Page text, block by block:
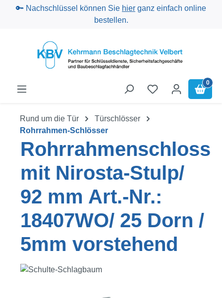
Zum Hauptinhalt springen
🔑 Nachschlüssel können Sie hier ganz einfach online
bestellen.
0
Rund um die Tür
Türschlösser
Rohrrahmen-Schlösser
Rohrrahmenschloss
mit Nirosta-Stulp/
92 mm Art.-Nr.:
18407WO/ 25 Dorn /
5mm vorstehend